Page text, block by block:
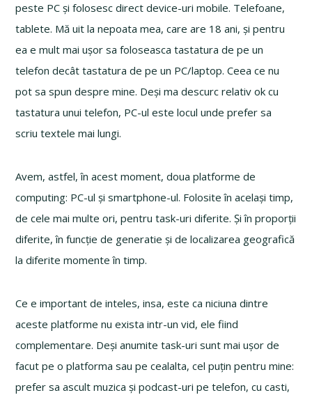
peste PC și folosesc direct device-uri mobile. Telefoane,
tablete. Mă uit la nepoata mea, care are 18 ani, și pentru
ea e mult mai ușor sa foloseasca tastatura de pe un
telefon decât tastatura de pe un PC/laptop. Ceea ce nu
pot sa spun despre mine. Deși ma descurc relativ ok cu
tastatura unui telefon, PC-ul este locul unde prefer sa
scriu textele mai lungi.
Avem, astfel, în acest moment, doua platforme de
computing: PC-ul și smartphone-ul. Folosite în același timp,
de cele mai multe ori, pentru task-uri diferite. Și în proporții
diferite, în funcție de generatie și de localizarea geografică
la diferite momente în timp.
Ce e important de inteles, insa, este ca niciuna dintre
aceste platforme nu exista intr-un vid, ele fiind
complementare. Deși anumite task-uri sunt mai ușor de
facut pe o platforma sau pe cealalta, cel puțin pentru mine:
prefer sa ascult muzica și podcast-uri pe telefon, cu casti,